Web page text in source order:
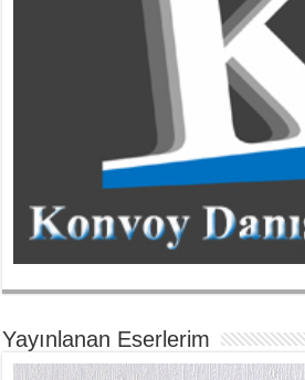
Yayınlanan Eserlerim